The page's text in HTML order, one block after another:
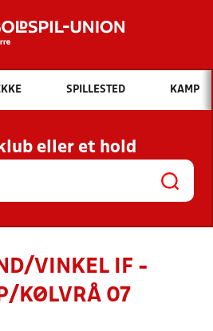
Hvad vil du søge efter?
INDHOLD OG NYHEDER
KLUBBER OG
HOLD
SPILLESTED KAMP
eller et hold
VINKEL IF -
KØLVRÅ 07